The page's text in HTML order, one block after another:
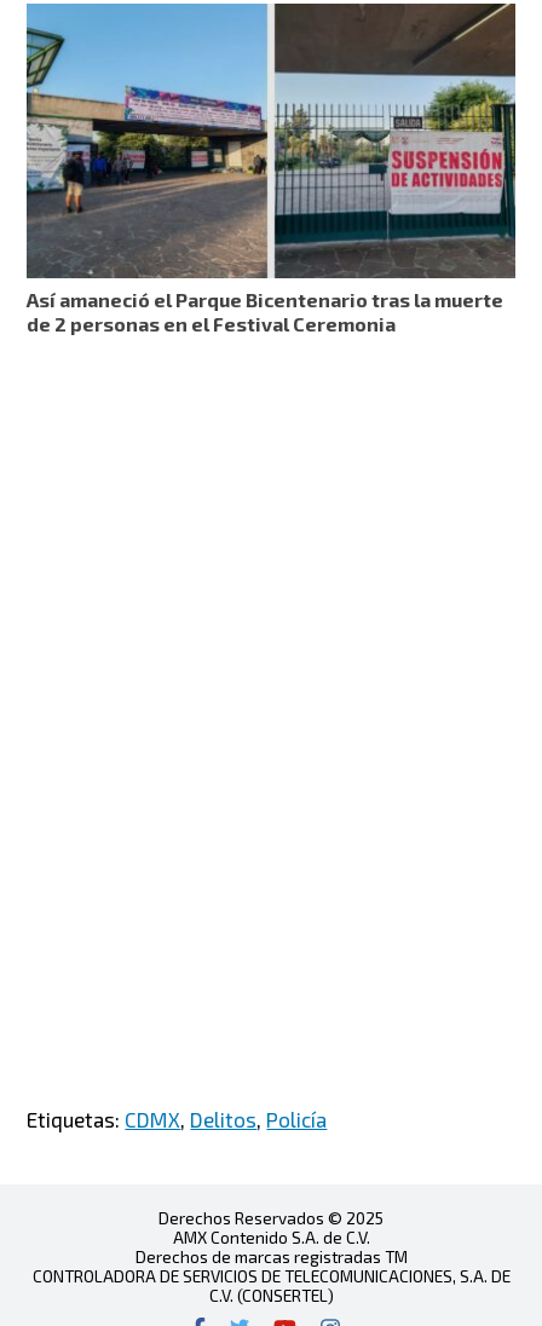
Así amaneció el Parque Bicentenario tras la muerte
de 2 personas en el Festival Ceremonia
Etiquetas: CDMX, Delitos, Policía
Derechos Reservados © 2025
AMX Contenido S.A. de C.V.
Derechos de marcas registradas TM
CONTROLADORA DE SERVICIOS DE TELECOMUNICACIONES, S.A. DE
C.V. (CONSERTEL)